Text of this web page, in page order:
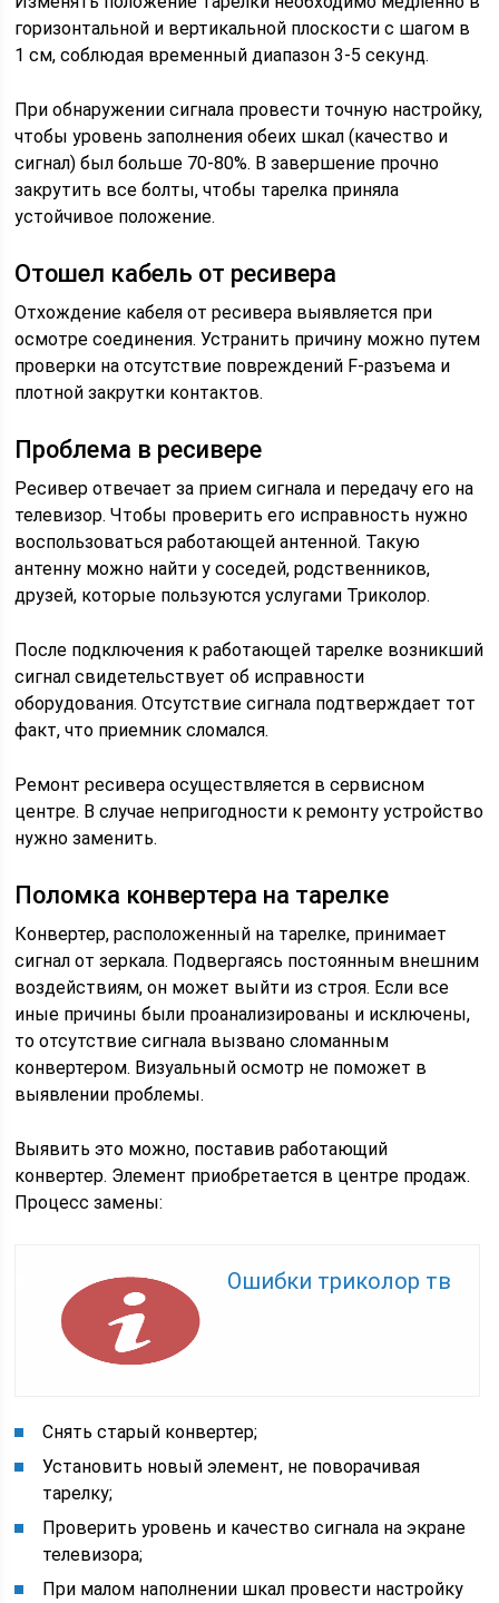
горизонтальной и вертикальной плоскости с шагом в
1 см, соблюдая временный диапазон 3-5 секунд.
При обнаружении сигнала провести точную настройку,
чтобы уровень заполнения обеих шкал (качество и
сигнал) был больше 70-80%. В завершение прочно
закрутить все болты, чтобы тарелка приняла
устойчивое положение.
Отошел кабель от ресивера
Отхождение кабеля от ресивера выявляется при
осмотре соединения. Устранить причину можно путем
проверки на отсутствие повреждений F-разъема и
плотной закрутки контактов.
Проблема в ресивере
Ресивер отвечает за прием сигнала и передачу его на
телевизор. Чтобы проверить его исправность нужно
воспользоваться работающей антенной. Такую
антенну можно найти у соседей, родственников,
друзей, которые пользуются услугами Триколор.
После подключения к работающей тарелке возникший
сигнал свидетельствует об исправности
оборудования. Отсутствие сигнала подтверждает тот
факт, что приемник сломался.
Ремонт ресивера осуществляется в сервисном
центре. В случае непригодности к ремонту устройство
нужно заменить.
Поломка конвертера на тарелке
Конвертер, расположенный на тарелке, принимает
сигнал от зеркала. Подвергаясь постоянным внешним
воздействиям, он может выйти из строя. Если все
иные причины были проанализированы и исключены,
то отсутствие сигнала вызвано сломанным
конвертером. Визуальный осмотр не поможет в
выявлении проблемы.
Выявить это можно, поставив работающий
конвертер. Элемент приобретается в центре продаж.
Процесс замены:
Ошибки триколор тв
Снять старый конвертер;
Установить новый элемент, не поворачивая
тарелку;
Проверить уровень и качество сигнала на экране
телевизора;
При малом наполнении шкал провести настройку